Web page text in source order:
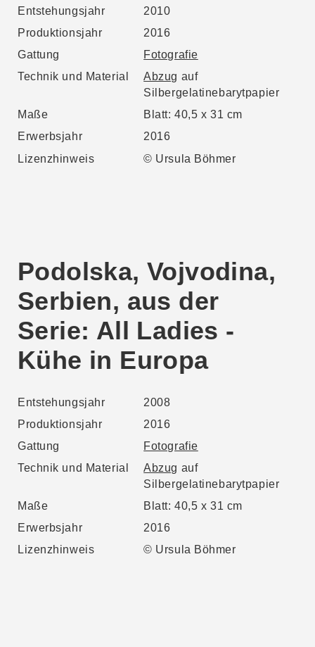
Entstehungsjahr
2010
Produktionsjahr
2016
Gattung
Fotografie
Technik und Material
Abzug auf
Silbergelatinebarytpapier
Maße
Blatt: 40,5 x 31 cm
Erwerbsjahr
2016
Lizenzhinweis
© Ursula Böhmer
Podolska, Vojvodina,
Serbien, aus der
Serie: All Ladies -
Kühe in Europa
Entstehungsjahr
2008
Produktionsjahr
2016
Gattung
Fotografie
Technik und Material
Abzug auf
Silbergelatinebarytpapier
Maße
Blatt: 40,5 x 31 cm
Erwerbsjahr
2016
Lizenzhinweis
© Ursula Böhmer